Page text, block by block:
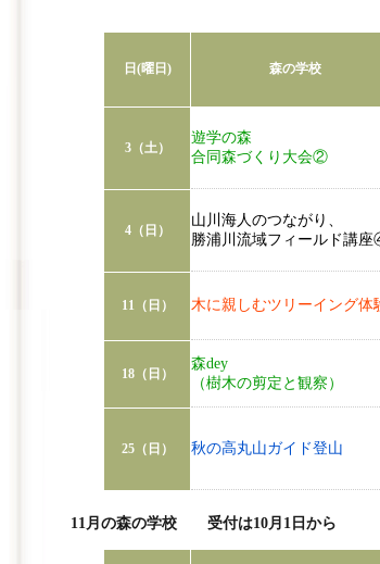
日(曜日) 森の学校
3（土）
遊学の森
合同森づくり大会②
4（日）
山川海人のつながり、
勝浦川流域フィールド講
11（日） 木に親しむツリーイング体
18（日）
森dey
（樹木の剪定と観察）
25（日） 秋の高丸山ガイド登山
11月の森の学校 受付は10月1日から